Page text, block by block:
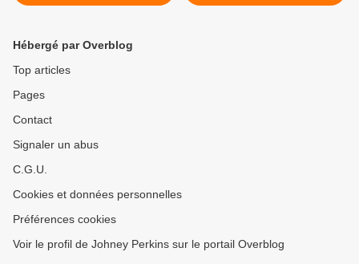
Hébergé par Overblog
Top articles
Pages
Contact
Signaler un abus
C.G.U.
Cookies et données personnelles
Préférences cookies
Voir le profil de Johney Perkins sur le portail Overblog